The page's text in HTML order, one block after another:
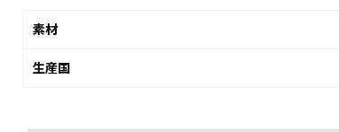
素材
生産国